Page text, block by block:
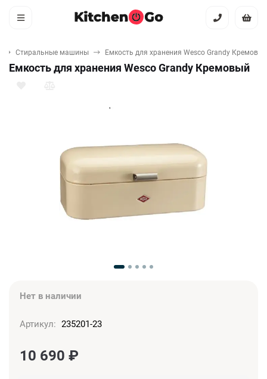
Стиральные машины Емкость для хранения Wesco Grandy Кремовый
Емкость для хранения Wesco Grandy Кремовый
Нет в наличии
Артикул: 235201-23
10 690 ₽